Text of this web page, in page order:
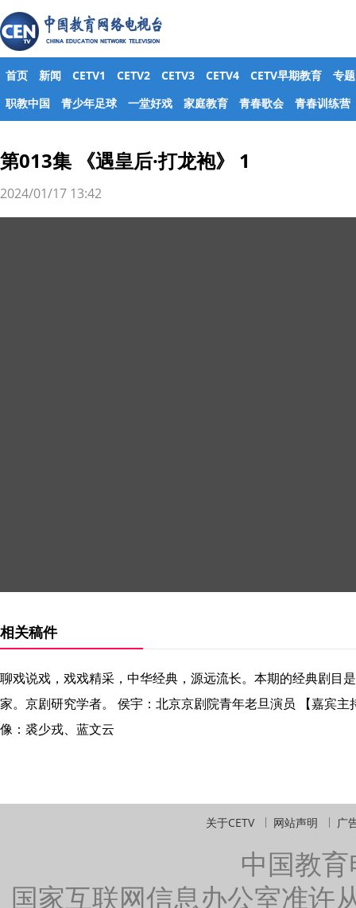
首页 新闻 CETV1 CETV2 CETV3 CETV4 CETV早期教育
专题
职教中国
青少年足球 一堂好戏 家庭教育 青春歌会 青春训练营
第013集 《遇皇后·打龙袍》 1
2024/01/17 13:42
相关稿件
聊戏说戏，戏戏精采，中华经典，源远流长。本期的经典剧目
家。京剧研究学者。 侯宇：北京京剧院青年老旦演员 【嘉宾
像：裘少戎、蓝文云
关于CETV 网站声明 广
中国教
国家互联网信息办公室准许